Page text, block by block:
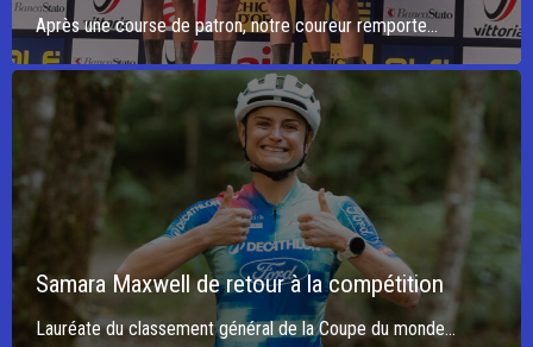
Après une course de patron, notre coureur remporte...
Samara Maxwell de retour à la compétition
Lauréate du classement général de la Coupe du monde...